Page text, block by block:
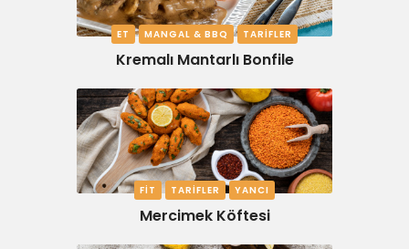
ET MANGAL & BBQ TARIFLER
Kremalı Mantarlı Bonfile
FIT TARIFLER YANCI
Mercimek Köftesi